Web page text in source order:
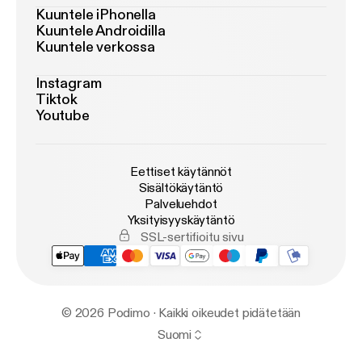
Kuuntele iPhonella
Kuuntele Androidilla
Kuuntele verkossa
Instagram
Tiktok
Youtube
Eettiset käytännöt
Sisältökäytäntö
Palveluehdot
Yksityisyyskäytäntö
SSL-sertifioitu sivu
© 2026 Podimo · Kaikki oikeudet pidätetään
Suomi